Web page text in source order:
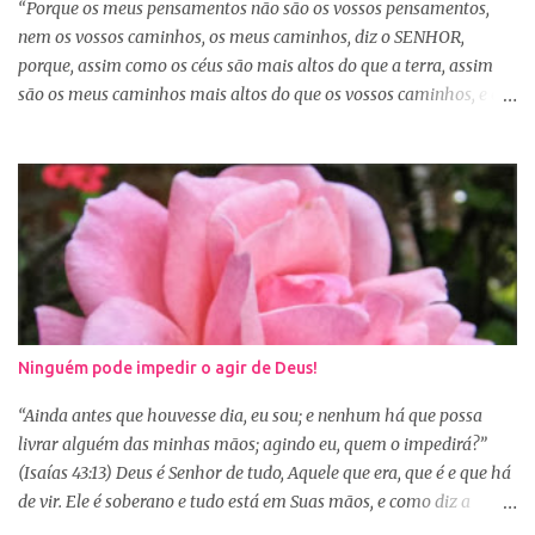
certo. Logo pela manhã, consagre s...
“Porque os meus pensamentos não são os vossos pensamentos,
nem os vossos caminhos, os meus caminhos, diz o SENHOR,
porque, assim como os céus são mais altos do que a terra, assim
são os meus caminhos mais altos do que os vossos caminhos, e os
poderemos ser surpreendidos ou decepcionados com a maneira de
Deus agir. Deus não age conforme a ótica humana. Às vezes
pedimos algo a Deus sem saber se é a vontade d’Ele para nossa
vida, claro que podemos pedir, mas a vontade de Deus sempre
prevalecerá. Nem sempre, a nossa vontade é a vontade de Deus,
mas a Palavra nos garante que os caminhos e os pensamentos de
Deus são bem maiores que os nossos, se é assim, fiquemos
tranquilas, pois tudo que vem de Deus é bom. Porém, se Deus
entregar o governo da nossa vida a nós, ou seja, deixar que a nossa
vontade prevaleça, vamos acabar infelizes e frustradas, porque só
Ele sabe o que...
Ninguém pode impedir o agir de Deus!
“Ainda antes que houvesse dia, eu sou; e nenhum há que possa
livrar alguém das minhas mãos; agindo eu, quem o impedirá?”
(Isaías 43:13) Deus é Senhor de tudo, Aquele que era, que é e que há
de vir. Ele é soberano e tudo está em Suas mãos, e como diz a